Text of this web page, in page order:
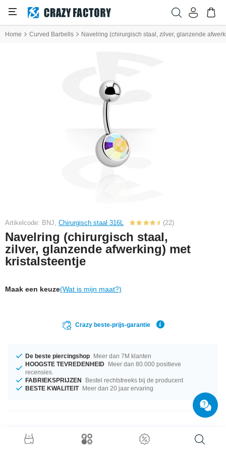
Home Curved Barbells Navelring (chirurgisch staal, zilver, glanzende
Artikelcode: BNJ, Chirurgisch staal 316L (22)
Navelring (chirurgisch staal,
zilver, glanzende afwerking) met
kristalsteentje
Maak een keuze(Wat is mijn maat?)
Crazy beste-prijs-garantie
De beste piercingshop Meer dan 7M klanten
HOOGSTE TEVREDENHEID Meer dan 80.000 positieve
recensies.
FABRIEKSPRIJZEN
Bestel rechtstreeks bij de producent
BESTE KWALITEIT Meer dan 20 jaar ervaring
Productgegevens